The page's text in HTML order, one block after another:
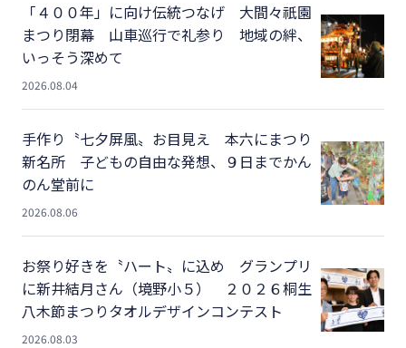
「４００年」に向け伝統つなげ 大間々祇園
まつり閉幕 山車巡行で礼参り 地域の絆、
いっそう深めて
2026.08.04
手作り〝七夕屏風〟お目見え 本六にまつり
新名所 子どもの自由な発想、９日までかん
のん堂前に
2026.08.06
お祭り好きを〝ハート〟に込め グランプリ
に新井結月さん（境野小５） ２０２６桐生
八木節まつりタオルデザインコンテスト
2026.08.03